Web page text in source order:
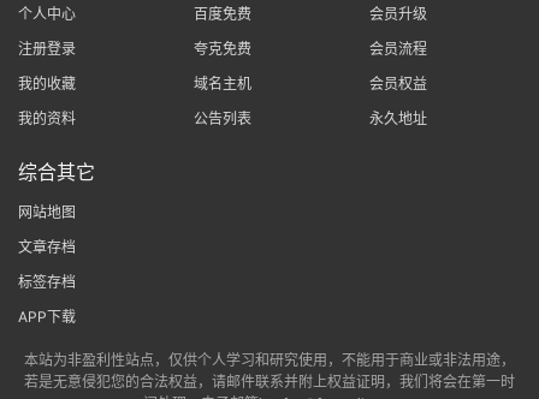
个人中心
注册登录
我的收藏
我的资料
百度免费
夸克免费
域名主机
公告列表
会员升级
会员流程
会员权益
永久地址
综合其它
网站地图
文章存档
标签存档
APP下载
本站为非盈利性站点，仅供个人学习和研究使用，不能用于商业或非法用途，
若是无意侵犯您的合法权益，请邮件联系并附上权益证明，我们将会在第一时